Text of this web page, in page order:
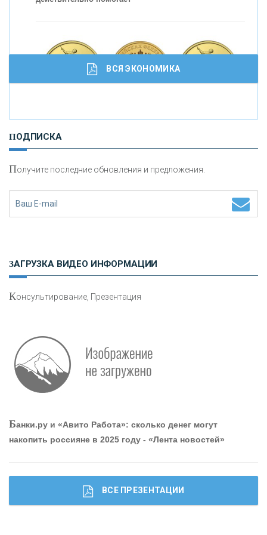
Работа мечты. Что банки делают для того, чтобы
привлечь и удержать персонал - «Интервью»
И
сохранения и увеличения капитала
ВСЯ ЭКОНОМИКА
ПОДПИСКА
Получите последние обновления и предложения.
ЗАГРУЗКА ВИДЕО ИНФОРМАЦИИ
Консультирование, Презентация
Банки.ру и «Авито Работа»: сколько денег могут
накопить россияне в 2025 году - «Лента новостей»
ВСЕ ПРЕЗЕНТАЦИИ